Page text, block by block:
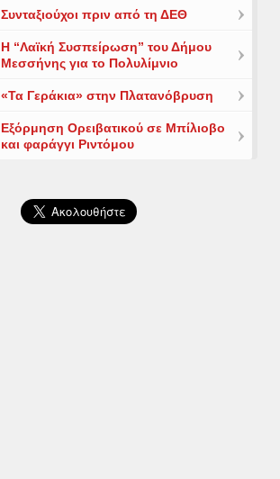
Συνταξιούχοι πριν από τη ΔΕΘ
Η “Λαϊκή Συσπείρωση” του Δήμου
Μεσσήνης για το Πολυλίμνιο
«Τα Γεράκια» στην Πλατανόβρυση
Εξόρμηση Ορειβατικού σε Μπίλιοβο
και φαράγγι Ριντόμου